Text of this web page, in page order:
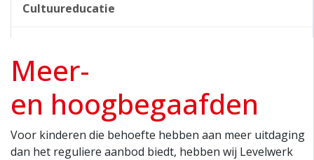
Cultuureducatie
Meer-
en hoogbegaafden
Voor kinderen die behoefte hebben aan meer uitdaging
dan het reguliere aanbod biedt, hebben wij Levelwerk